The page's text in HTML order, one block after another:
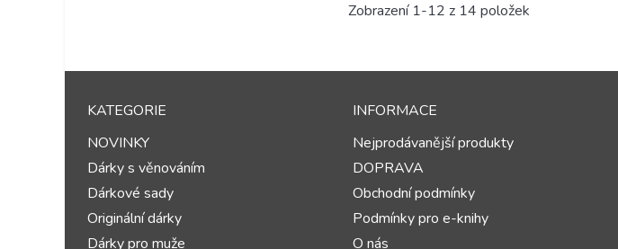
Zobrazení 1-12 z 14 položek
KATEGORIE
NOVINKY
Dárky s věnováním
Dárkové sady
Originální dárky
Dárky pro muže
INFORMACE
Nejprodávanější produkty
DOPRAVA
Obchodní podmínky
Podmínky pro e-knihy
O nás